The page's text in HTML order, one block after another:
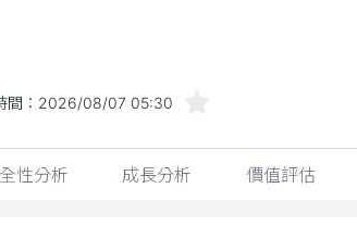
： 2026/08/07 05:30
性分析 成長分析 價值評估